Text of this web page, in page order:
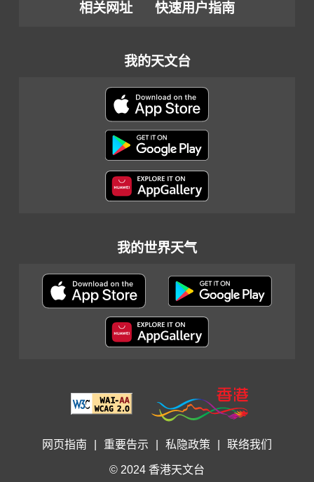
相关网址
快速用户指南
我的天文台
我的世界天气
网页指南 重要告示 私隐政策 联络我们
© 2024 香港天文台